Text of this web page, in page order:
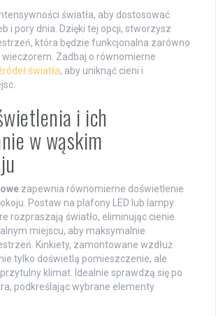
światła, aby dostosować
i pory dnia. Dzięki tej opcji, stworzysz
która będzie funkcjonalna zarówno
wieczorem. Zadbaj o równomierne
światła, aby uniknąć cieni i
i ich
w wąskim
zapewnia równomierne doświetlenie
Postaw na plafony LED lub lampy
rozpraszają światło, eliminując cienie.
miejscu, aby maksymalnie
Kinkiety, zamontowane wzdłuż
tylko doświetlą pomieszczenie, ale
klimat. Idealnie sprawdzą się po
podkreślając wybrane elementy